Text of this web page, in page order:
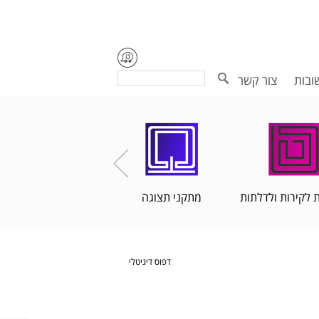
צור קשר Search
לקירות ולדלתות מתקני תצוגה
דפוס דיגיטלי